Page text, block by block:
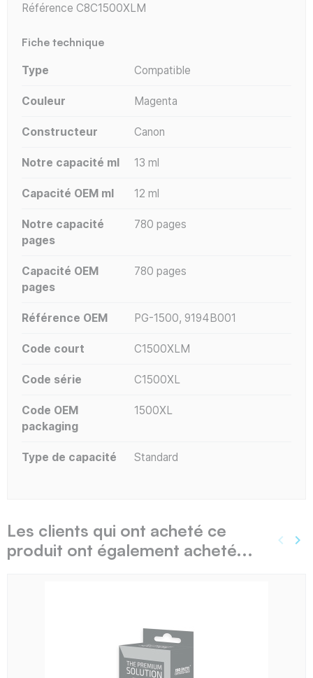
Référence C8C1500XLM
Fiche technique
Type Compatible
Couleur Magenta
Constructeur Canon
Notre capacité ml 13 ml
Capacité OEM ml 12 ml
Notre capacité
pages
780 pages
Capacité OEM
pages
780 pages
Référence OEM PG-1500, 9194B001
Code court C1500XLM
Code série C1500XL
Code OEM
packaging
1500XL
Type de capacité Standard
Les clients qui ont acheté ce
produit ont également acheté...
keyboard_arrow_left keyboard_arrow_right